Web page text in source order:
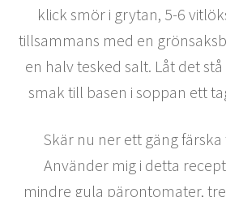
klick smör i grytan, 5-6
tillsammans med en
en halv tesked salt. Låt det
smak till basen i soppan ett
Skär nu ner ett gäng
Använder mig i detta
mindre gula pärontomater,